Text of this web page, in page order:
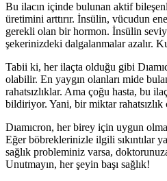
Bu ilacın içinde bulunan aktif
üretimini arttırır. İnsülin, vücudun
gerekli olan bir hormon. İnsülin
şekerinizdeki dalgalanmalar azalır.
Tabii ki, her ilaçta olduğu gibi
olabilir. En yaygın olanları mide
rahatsızlıklar. Ama çoğu hasta, bu
bildiriyor. Yani, bir miktar rahatsızlık
Dıamıcron, her birey için uygun
Eğer böbreklerinizle ilgili sıkıntılar
sağlık probleminiz varsa,
Unutmayın, her şeyin başı sağlık!